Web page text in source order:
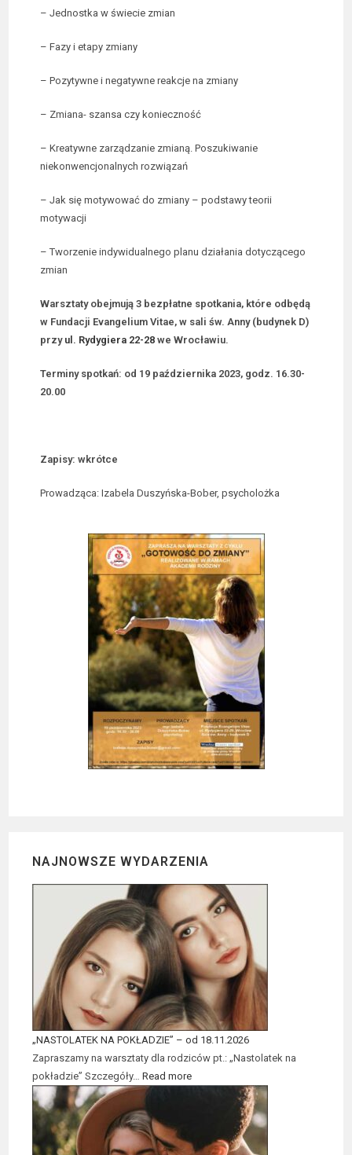
– Jednostka w świecie zmian
– Fazy i etapy zmiany
– Pozytywne i negatywne reakcje na zmiany
– Zmiana- szansa czy konieczność
– Kreatywne zarządzanie zmianą. Poszukiwanie
niekonwencjonalnych rozwiązań
– Jak się motywować do zmiany – podstawy teorii
motywacji
– Tworzenie indywidualnego planu działania dotyczącego
zmian
Warsztaty obejmują 3 bezpłatne spotkania, które odbędą
w Fundacji Evangelium Vitae, w sali św. Anny (budynek D)
przy ul. Rydygiera 22-28 we Wrocławiu.
Terminy spotkań: od 19 października 2023, godz. 16.30-
20.00
Zapisy: wkrótce
Prowadząca: Izabela Duszyńska-Bober, psycholożka
NAJNOWSZE WYDARZENIA
„NASTOLATEK NA POKŁADZIE” – od 18.11.2026
Zapraszamy na warsztaty dla rodziców pt.: „Nastolatek na
pokładzie” Szczegóły…Read more